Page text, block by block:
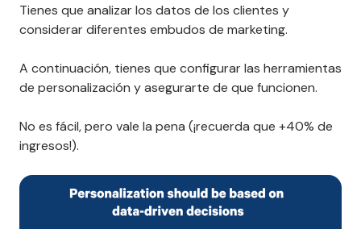
Tienes que analizar los datos de los clientes y
considerar diferentes embudos de marketing.
A continuación, tienes que configurar las herramientas
de personalización y asegurarte de que funcionen.
No es fácil, pero vale la pena (¡recuerda que +40% de
ingresos!).